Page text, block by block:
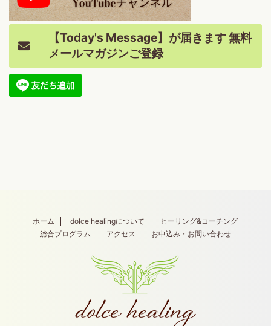
【Today's Message】が届きます 無料
メールマガジンご登録
ホーム dolce healingについて
ヒーリング&コーチング
総合プログラム
アクセス お申込み・お問い合わせ